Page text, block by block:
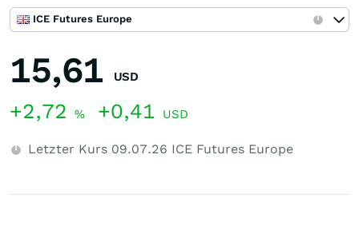
ICE Futures Europe
15,61 USD
+2,72 % +0,41 USD
Letzter Kurs 09.07.26 ICE Futures Europe